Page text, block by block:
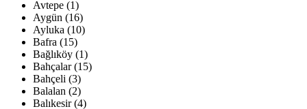
Avtepe (1)
Aygün (16)
Ayluka (10)
Bafra (15)
Bağlıköy (1)
Bahçalar (15)
Bahçeli (3)
Balalan (2)
Balıkesir (4)